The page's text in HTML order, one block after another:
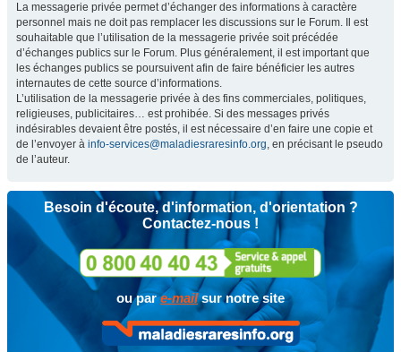
La messagerie privée permet d’échanger des informations à caractère
personnel mais ne doit pas remplacer les discussions sur le Forum. Il est
souhaitable que l’utilisation de la messagerie privée soit précédée
d’échanges publics sur le Forum. Plus généralement, il est important que
les échanges publics se poursuivent afin de faire bénéficier les autres
internautes de cette source d’informations.
L’utilisation de la messagerie privée à des fins commerciales, politiques,
religieuses, publicitaires… est prohibée. Si des messages privés
indésirables devaient être postés, il est nécessaire d’en faire une copie et
de l’envoyer à info-services@maladiesraresinfo.org, en précisant le pseudo
de l’auteur.
Besoin d'écoute, d'information, d'orientation ?
Contactez-nous !
ou pare-mailsur notre site